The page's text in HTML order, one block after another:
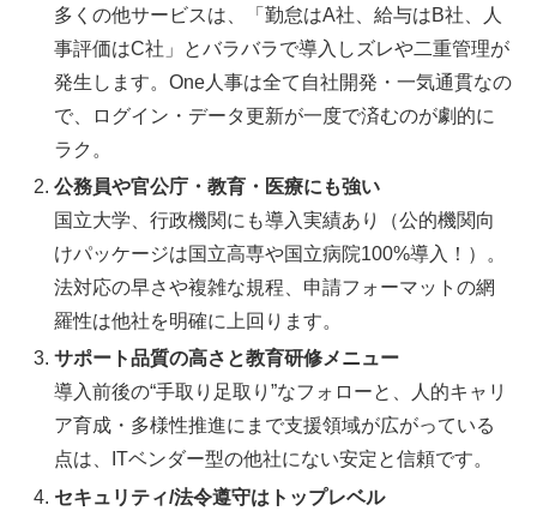
多くの他サービスは、「勤怠はA社、給与はB社、人
事評価はC社」とバラバラで導入しズレや二重管理が
発生します。One人事は全て自社開発・一気通貫なの
で、ログイン・データ更新が一度で済むのが劇的に
ラク。
公務員や官公庁・教育・医療にも強い
国立大学、行政機関にも導入実績あり（公的機関向
けパッケージは国立高専や国立病院100%導入！）。
法対応の早さや複雑な規程、申請フォーマットの網
羅性は他社を明確に上回ります。
サポート品質の高さと教育研修メニュー
導入前後の“手取り足取り”なフォローと、人的キャリ
ア育成・多様性推進にまで支援領域が広がっている
点は、ITベンダー型の他社にない安定と信頼です。
セキュリティ/法令遵守はトップレベル